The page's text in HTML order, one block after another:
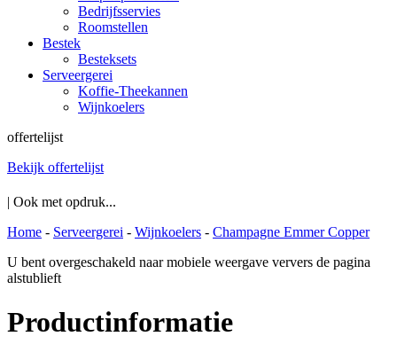
Bedrijfsservies
Roomstellen
Bestek
Besteksets
Serveergerei
Koffie-Theekannen
Wijnkoelers
offertelijst
Bekijk offertelijst
| Ook met opdruk...
Home - Serveergerei - Wijnkoelers - Champagne Emmer Copper
U bent overgeschakeld naar mobiele weergave ververs de pagina
alstublieft
Productinformatie